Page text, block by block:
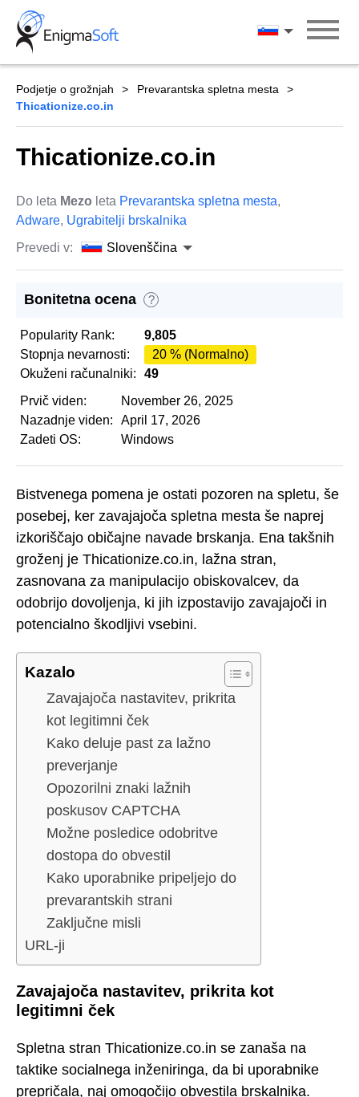
Skip
content
Slovenščina
Podjetje o grožnjah
Prevarantska spletna mesta
Thicationize.co.in
Thicationize.co.in
Do leta Mezo leta Prevarantska spletna mesta,
Adware, Ugrabitelji brskalnika
Prevedi v:
Slovenščina
Bonitetna ocena ?
Popularity Rank:
9,805
Stopnja nevarnosti:
20 % (Normalno)
Okuženi računalniki:
49
Prvič viden:
November 26, 2025
Nazadnje viden:
April 17, 2026
Zadeti OS:
Windows
Bistvenega pomena je ostati pozoren na spletu, še
posebej, ker zavajajoča spletna mesta še naprej
izkoriščajo običajne navade brskanja. Ena takšnih
groženj je Thicationize.co.in, lažna stran,
zasnovana za manipulacijo obiskovalcev, da
odobrijo dovoljenja, ki jih izpostavijo zavajajoči in
potencialno škodljivi vsebini.
Kazalo
Zavajajoča nastavitev, prikrita
kot legitimni ček
Kako deluje past za lažno
preverjanje
Opozorilni znaki lažnih
poskusov CAPTCHA
Možne posledice odobritve
dostopa do obvestil
Kako uporabnike pripeljejo do
prevarantskih strani
Zaključne misli
URL-ji
Zavajajoča nastavitev, prikrita kot
legitimni ček
Spletna stran Thicationize.co.in se zanaša na
taktike socialnega inženiringa, da bi uporabnike
prepričala, naj omogočijo obvestila brskalnika.